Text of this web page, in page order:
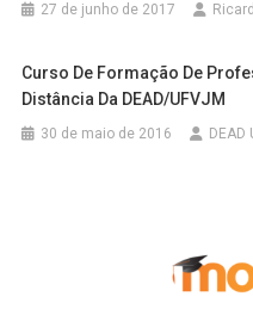
27 de junho de 2017
Curso De Formação De
Distância Da DEAD/UFVJM
30 de maio de 2016 DEAD